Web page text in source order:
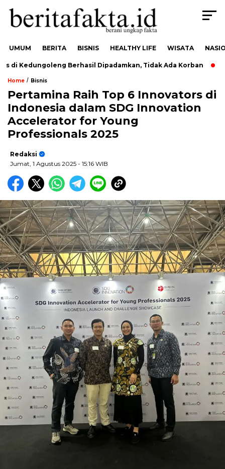
UMUM BERITA BISNIS HEALTHY LIFE WISATA
Kedungoleng Berhasil Dipadamkan, Tidak Ada Korban
Home / Bisnis
Pertamina Raih Top 6 Innovators di
Indonesia dalam SDG Innovation
Accelerator for Young
Professionals 2025
Redaksi
Jumat, 1 Agustus 2025 - 15:16 WIB